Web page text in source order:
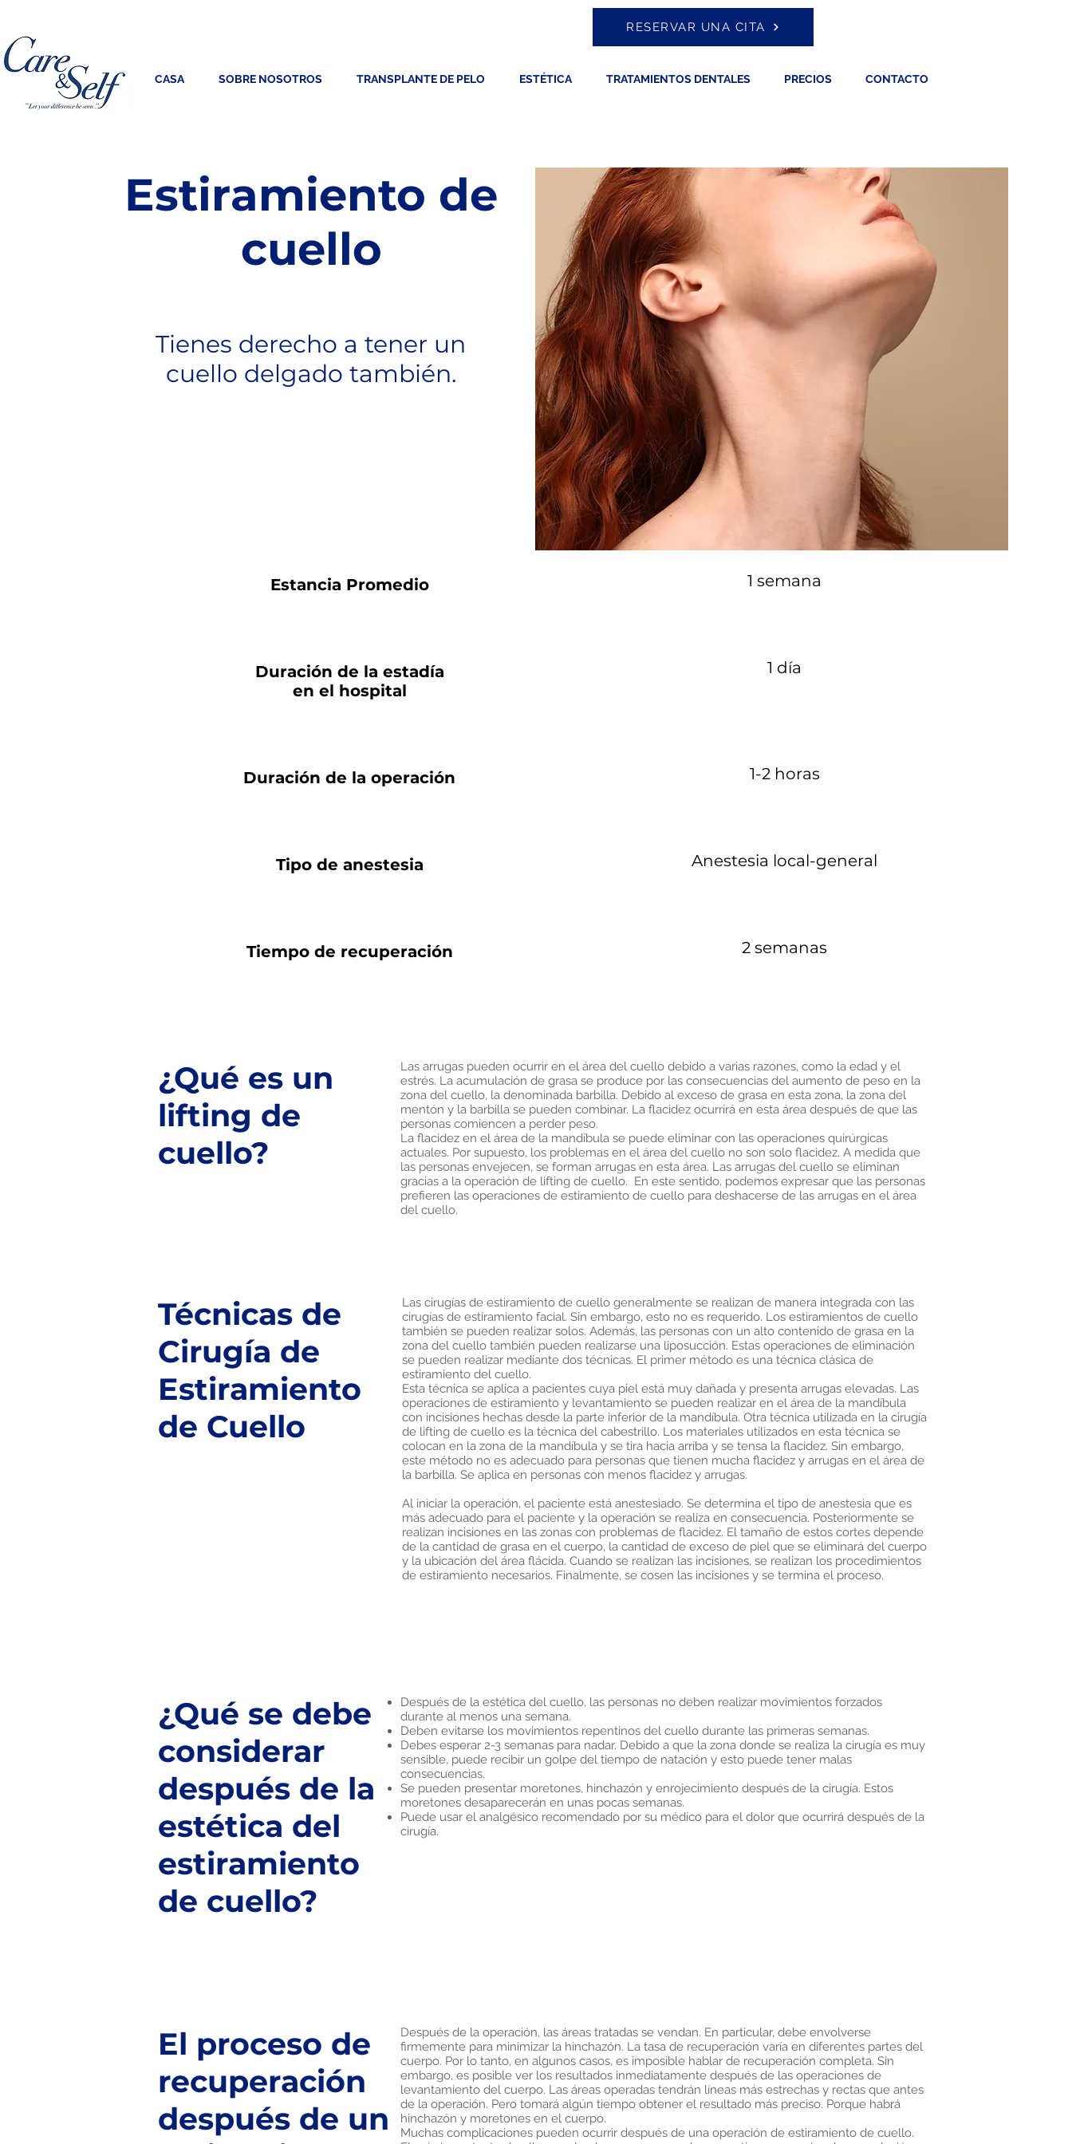
RESERVAR UNA CITA
CASA SOBRE NOSOTROS TRANSPLANTE DE PELO ESTÉTICA TRATAMIENTOS DENTALES PRECIOS CONTACTO
Estiramiento de
cuello
Tienes derecho a tener un
cuello delgado también.
Estancia Promedio 1 semana
Duración de la estadía
en el hospital
1 día
Duración de la operación 1-2 horas
Tipo de anestesia Anestesia local-general
Tiempo de recuperación 2 semanas
¿Qué es un
lifting de
cuello?
Las arrugas pueden ocurrir en el área del cuello debido a varias razones, como la edad y el
estrés. La acumulación de grasa se produce por las consecuencias del aumento de peso en la
zona del cuello, la denominada barbilla. Debido al exceso de grasa en esta zona, la zona del
mentón y la barbilla se pueden combinar. La flacidez ocurrirá en esta área después de que las
personas comiencen a perder peso.
La flacidez en el área de la mandíbula se puede eliminar con las operaciones quirúrgicas
actuales. Por supuesto, los problemas en el área del cuello no son solo flacidez. A medida que
las personas envejecen, se forman arrugas en esta área. Las arrugas del cuello se eliminan
gracias a la operación de lifting de cuello. En este sentido, podemos expresar que las personas
prefieren las operaciones de estiramiento de cuello para deshacerse de las arrugas en el área
del cuello.
Técnicas de
Cirugía de
Estiramiento
de Cuello
Las cirugías de estiramiento de cuello generalmente se realizan de manera integrada con las
cirugías de estiramiento facial. Sin embargo, esto no es requerido. Los estiramientos de cuello
también se pueden realizar solos. Además, las personas con un alto contenido de grasa en la
zona del cuello también pueden realizarse una liposucción. Estas operaciones de eliminación
se pueden realizar mediante dos técnicas. El primer método es una técnica clásica de
estiramiento del cuello.
Esta técnica se aplica a pacientes cuya piel está muy dañada y presenta arrugas elevadas. Las
operaciones de estiramiento y levantamiento se pueden realizar en el área de la mandíbula
con incisiones hechas desde la parte inferior de la mandíbula. Otra técnica utilizada en la cirugía
de lifting de cuello es la técnica del cabestrillo. Los materiales utilizados en esta técnica se
colocan en la zona de la mandíbula y se tira hacia arriba y se tensa la flacidez. Sin embargo,
este método no es adecuado para personas que tienen mucha flacidez y arrugas en el área de
la barbilla. Se aplica en personas con menos flacidez y arrugas.
Al iniciar la operación, el paciente está anestesiado. Se determina el tipo de anestesia que es
más adecuado para el paciente y la operación se realiza en consecuencia. Posteriormente se
realizan incisiones en las zonas con problemas de flacidez. El tamaño de estos cortes depende
de la cantidad de grasa en el cuerpo, la cantidad de exceso de piel que se eliminará del cuerpo
y la ubicación del área flácida. Cuando se realizan las incisiones, se realizan los procedimientos
de estiramiento necesarios. Finalmente, se cosen las incisiones y se termina el proceso.
¿Qué se debe
considerar
después de la
estética del
estiramiento
de cuello?
Después de la estética del cuello, las personas no deben realizar movimientos forzados
durante al menos una semana.
Deben evitarse los movimientos repentinos del cuello durante las primeras semanas.
Debes esperar 2-3 semanas para nadar. Debido a que la zona donde se realiza la cirugía es muy
sensible, puede recibir un golpe del tiempo de natación y esto puede tener malas
consecuencias.
Se pueden presentar moretones, hinchazón y enrojecimiento después de la cirugía. Estos
moretones desaparecerán en unas pocas semanas.
Puede usar el analgésico recomendado por su médico para el dolor que ocurrirá después de la
cirugía.
El proceso de
recuperación
después de un
Después de la operación, las áreas tratadas se vendan. En particular, debe envolverse
firmemente para minimizar la hinchazón. La tasa de recuperación varía en diferentes partes del
cuerpo. Por lo tanto, en algunos casos, es imposible hablar de recuperación completa. Sin
embargo, es posible ver los resultados inmediatamente después de las operaciones de
levantamiento del cuerpo. Las áreas operadas tendrán líneas más estrechas y rectas que antes
de la operación. Pero tomará algún tiempo obtener el resultado más preciso. Porque habrá
hinchazón y moretones en el cuerpo.
Muchas complicaciones pueden ocurrir después de una operación de estiramiento de cuello.